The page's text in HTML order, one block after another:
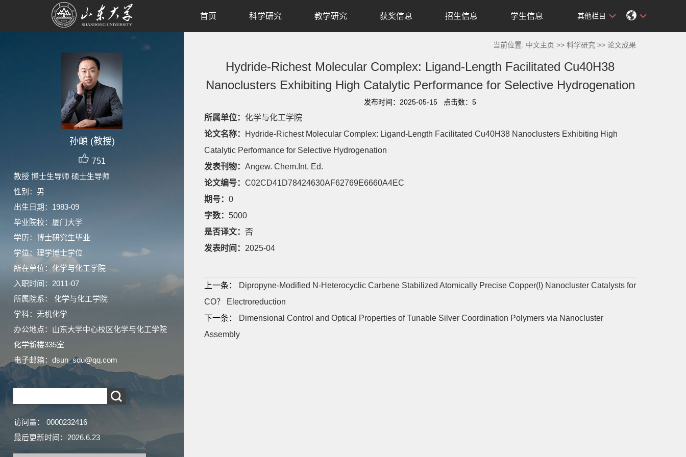
孙頔 (教授)
751
教授 博士生导师 硕士生导师
性别：男
出生日期：1983-09
毕业院校：厦门大学
学历：博士研究生毕业
学位：理学博士学位
所在单位：化学与化工学院
入职时间：2011-07
所属院系： 化学与化工学院
学科：无机化学
办公地点：山东大学中心校区化学与化工学院
化学新楼335室
电子邮箱： dsun_sdu@qq.com
访问量： 0000232416
最后更新时间： 2026.6.23
首页 科学研究 教学研究 获奖信息 招生信息 学生信息 其他栏目
当前位置: 中文主页 >>科学研究 >>论文成果
Hydride-Richest Molecular Complex: Ligand-Length Facilitated Cu40H38
Nanoclusters Exhibiting High Catalytic Performance for Selective Hydrogenation
发布时间：2025-05-15 点击数：5
所属单位： 化学与化工学院
论文名称：
Hydride-Richest Molecular Complex: Ligand-Length Facilitated Cu40H38 Nanoclusters Exhibiting High
Catalytic Performance for Selective Hydrogenation
发表刊物： Angew. Chem.Int. Ed.
论文编号： C02CD41D78424630AF62769E6660A4EC
期号： 0
字数： 5000
是否译文： 否
发表时间： 2025-04
上一条：
Dipropyne‐Modified N‐Heterocyclic Carbene Stabilized Atomically Precise Copper(I) Nanocluster Catalysts for
CO？ Electroreduction
下一条：
Dimensional Control and Optical Properties of Tunable Silver Coordination Polymers via Nanocluster
Assembly